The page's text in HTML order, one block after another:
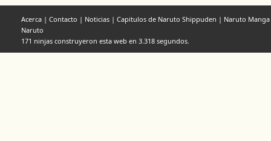
Acerca | Contacto | Noticias | Capitulos de Naruto Shippuden | Naruto Manga
Naruto
171 ninjas construyeron esta web en 3.318 segundos.